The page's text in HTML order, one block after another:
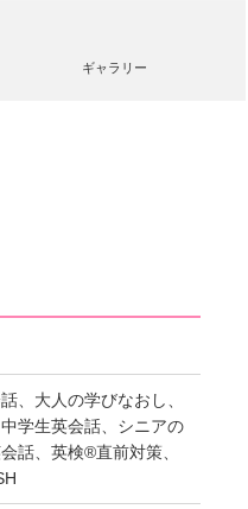
ギャラリー
、大人の学びなおし、
学生英会話、シニアの
話、英検®直前対策、